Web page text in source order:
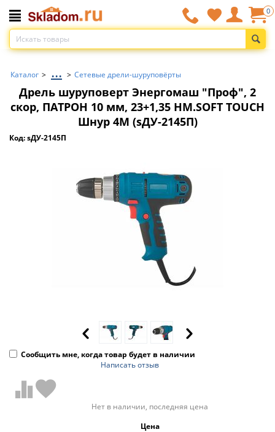
0
Каталог > ... > Сетевые дрели-шуруповёрты
Дрель шуруповерт Энергомаш "Проф", 2
скор, ПАТРОН 10 мм, 23+1,35 НМ.SOFT TOUCH
Шнур 4М (sДУ-2145П)
Код: sДУ-2145П
Сообщить мне, когда товар будет в наличии
Написать отзыв
Нет в наличии, последняя цена
Цена